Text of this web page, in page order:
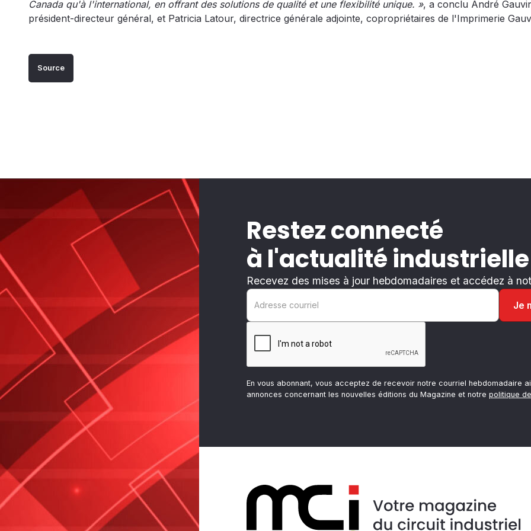
Canada qu'à l'international, en offrant des solutions de qualité et une flexibilité unique. », a conclu André
président-directeur général, et Patricia Latour, directrice générale adjointe, copropriétaires de l'Imprimerie
Source
Restez connecté
à l'actualité
Recevez des mises à jour hebdomadaires et accédez à
En vous abonnant, vous acceptez de recevoir notre courriel hebdomadaire
annonces concernant les nouvelles éditions du Magazine et notre politique